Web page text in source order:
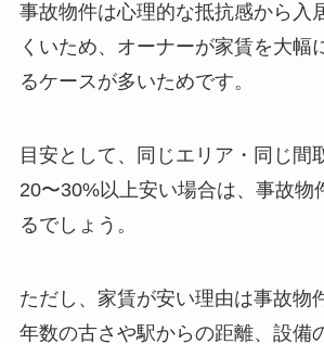
事故物件は心理的な抵抗感から入
くいため、オーナーが家賃を大幅
るケースが多いためです。
目安として、同じエリア・同じ間
20〜30%以上安い場合は、事故物
るでしょう。
ただし、家賃が安い理由は事故物
年数の古さや駅からの距離、設備